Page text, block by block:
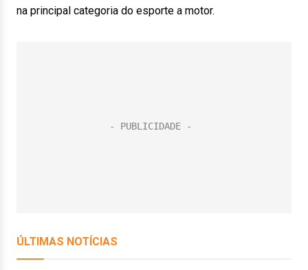
na principal categoria do esporte a motor.